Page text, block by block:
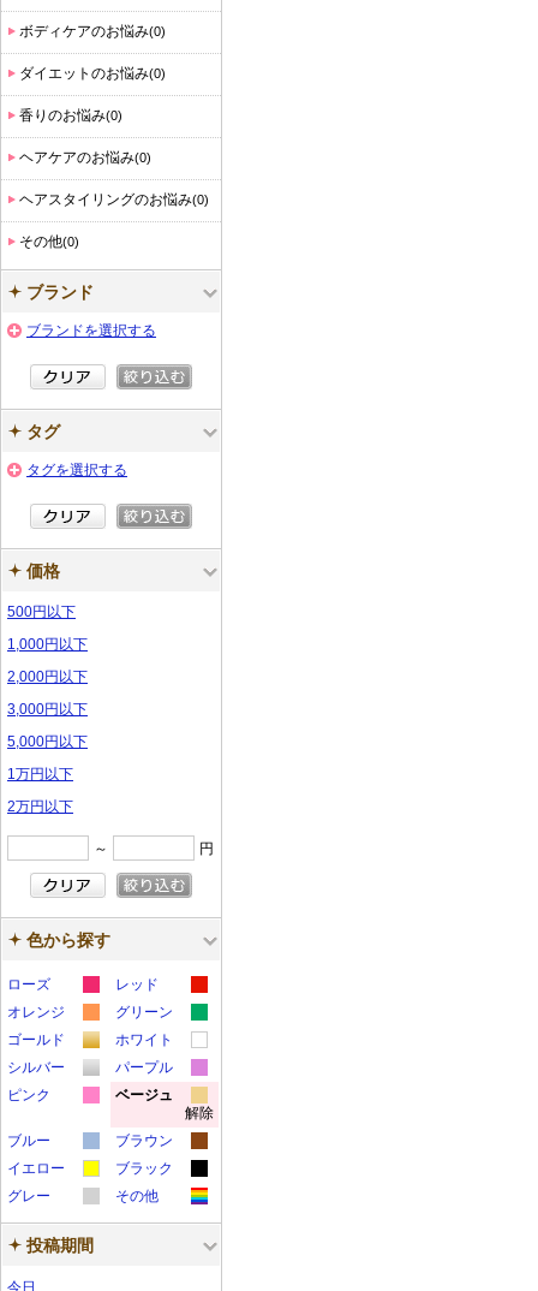
ボディケアのお悩み(0)
ダイエットのお悩み(0)
香りのお悩み(0)
ヘアケアのお悩み(0)
ヘアスタイリングのお悩み(0)
その他(0)
ブランド
ブランドを選択する
タグ
タグを選択する
価格
500円以下
1,000円以下
2,000円以下
3,000円以下
5,000円以下
1万円以下
2万円以下
～ 円
色から探す
ローズ
カ
ラ
プ
ル
レッド
カ
ラ
ン
プ
ル
オレンジ
カ
ラ
ン
プ
ル
グリーン
カ
ラ
サ
ン
プ
ル
ゴールド
カ
ラ
サ
ン
プ
ル
ホワイト
カ
ラ
ー
サ
ン
プ
シルバー
カ
ー
サ
ン
プ
パープル
カ
ラ
ー
サ
ン
ピンク
ラ
ー
サ
ン
ベージュ
カ
ラ
ー
サ
解除
ブルー
カ
ラ
ー
サ
ブラウン
カ
ラ
ー
サ
イエロー
カ
ラ
ー
ブラック
カ
ラ
ー
グレー
カ
ラ
その他
カ
ラ
投稿期間
今日